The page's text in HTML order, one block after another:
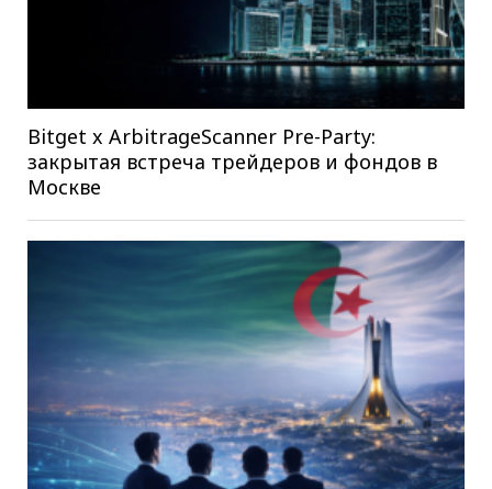
Bitget x ArbitrageScanner Pre-Party:
закрытая встреча трейдеров и фондов в
Москве